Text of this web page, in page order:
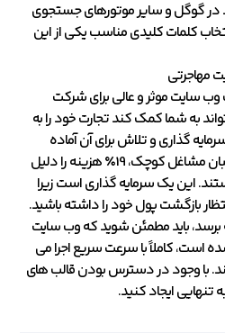
در گوگل و سایر موتورهای جستجوی
کلمات کلیدی مناسب یکی از این
مهاجرتی
سایت موثر و عالی برای شرکت
به شما کمک کند تجارت خود را به
گذاری و تلاش برای آن آماده
باشید. در یک نظرسنجی از صاحبان مشاغل کوچک، 19٪ هزینه را دلیل
این یک سرمایه گذاری است زیرا
بازگشت پول خود را داشته باشید.
برسد، باید مطمئن شوید که وب سایت
است، کاملاً با سرعت سریع اجرا می
با وجود در دسترس بودن قالب های
تنهایی ایجاد کنید.